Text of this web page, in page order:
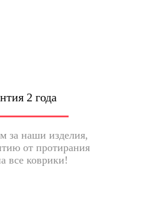
2 года
за наши изделия,
от протирания
все коврики!